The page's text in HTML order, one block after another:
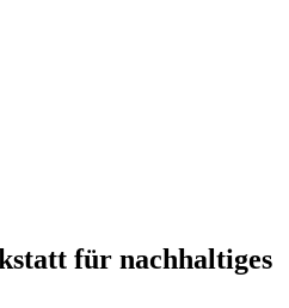
für nachhaltiges